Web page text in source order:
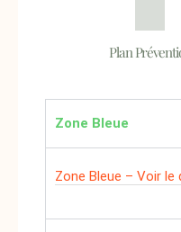
Plan
Zone Bleue
Zone Bleue – Voir le